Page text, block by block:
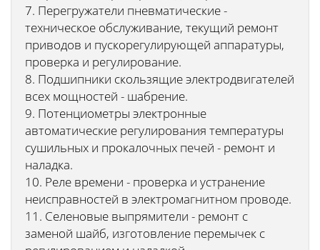
7. Перегружатели пневматические -
техническое обслуживание, текущий ремонт
приводов и пускорегулирующей аппаратуры,
проверка и регулирование.
8. Подшипники скользящие электродвигателей
всех мощностей - шабрение.
9. Потенциометры электронные
автоматические регулирования температуры
сушильных и прокалочных печей - ремонт и
наладка.
10. Реле времени - проверка и устранение
неисправностей в электромагнитном проводе.
11. Селеновые выпрямители - ремонт с
заменой шайб, изготовление перемычек с